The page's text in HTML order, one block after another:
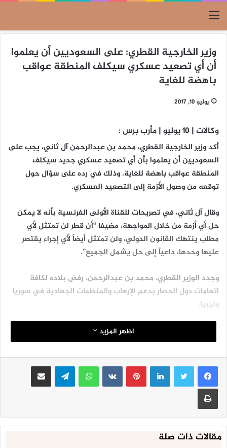
القائمة
وزير الخارجية القطري: على السعوديين أن يعلموا
أن أي تصعيد عسكري سيكلف المنطقة عواقب
باهضة للغاية
يوليو 10, 2017
وكالات | 10 يوليو | مأرب برس :
أكد وزير الخارجية القطري، محمد بن عبدالرحمن آل ثاني، يجب على
السعوديين أن يعلموا بأن أي تصعيد عسكري جديد سيكلف
المنطقة عواقب باهضة للغاية. وذلك في رده على سؤال حول
توقعه من وصول الأزمة إلى التصعيد العسكري.
وقال آل ثاني، في تصريحات للقناة الأولى الفرنسية بأنه لا يمكن
حل أي أزمة من خلال المواجهة، مضيفا “أن قطر لن تمتثل لأي
مطلب ينتهك القانون الدولي، ولن تمتثل أيضاً لأي إجراء يقتصر
عليها وحدها، داعياً إلى حل يشمل الجميع”.
وجدد الوزير القطري، محمد بن عبدالرحمن، رفض بلاده لكافة
اتهامات دول الحصار بدعم الإرهاب والمنظمات الجهادية في سوريا
وليبيا.
وقال إن “قطر تعمل كل ما بوسعها لمحاربة الإرهاب بمختلف
أشكاله، ولكن على السعودية والإمارات ألا تعطينا دروساً، لأن لديهم
مواطنين متهمين بأنهم متورطون في الإرهاب وتمويله.
وتفاقمت الأزمة بين السعودية والإمارات والبحرين ومصر من جهة،
الدول علاقاتها كافة مع قطر وفرضت عليها سلسة من الإجراءات
العقابية، وقدمت، عبر الوسيط الكويتي، قائمة مطالب وشروط من
13 بنداً، لتنفيذها مقابل عودة العلاقات إلى طبيعتها، إلا أن قطر
اظهر المزيد
لينكدإنبينتيريست واتساب تيلقرام مشاركة عبر البريد
طباعة
مقالات ذات صلة